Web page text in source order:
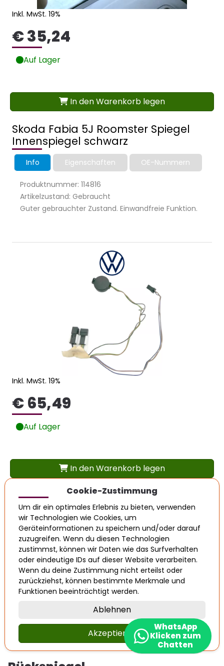
Skoda Fabia 5J Roomster Spiegel
Innenspiegel schwarz
Info Eigenschaften OE-Nummern
Produktnummer: 114816
Artikelzustand: Gebraucht
Guter gebrauchter Zustand. Einwandfreie Funktion.
Inkl. MwSt. 19%
€ 35,24
Auf Lager
In den Warenkorb legen
VW Golf 4 Bora Passat 3BG Spiegel
Regensensor 1j0955559 Sensor Regen
Wischer
Info Eigenschaften OE-Nummern
Produktnummer: 115703
Artikelzustand: Gebraucht
Guter gebrauchter Zustand. Einwandfreie Funktion.
Inkl. MwSt. 19%
€ 65,49
Auf Lager
In den Warenkorb legen
1 2 3 4 5 »
WhatsApp
Klicken zum
Chatten
Cookie-Zustimmung
Um dir ein optimales Erlebnis zu bieten, verwenden
wir Technologien wie Cookies, um
Geräteinformationen zu speichern und/oder darauf
zuzugreifen. Wenn du diesen Technologien
zustimmst, können wir Daten wie das Surfverhalten
oder eindeutige IDs auf dieser Website verarbeiten.
Wenn du deine Zustimmung nicht erteilst oder
zurückziehst, können bestimmte Merkmale und
Funktionen beeinträchtigt werden.
Ablehnen
Akzeptieren